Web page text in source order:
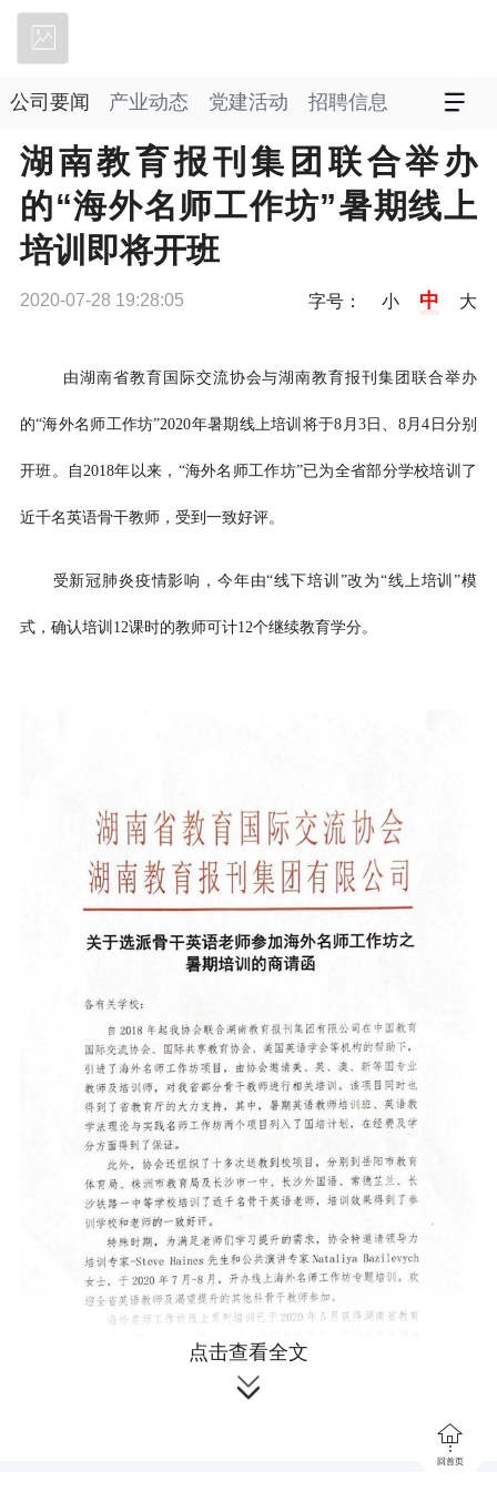
公司要闻 产业动态 党建活动 招聘信息
湖南教育报刊集团联合举办
的“海外名师工作坊”暑期线上
培训即将开班
2020-07-28 19:28:05 字号： 小 中 大
由湖南省教育国际交流协会与湖南教育报刊集团联合举办
的“海外名师工作坊”2020年暑期线上培训将于8月3日、8月4日分别
开班。自2018年以来，“海外名师工作坊”已为全省部分学校培训了
近千名英语骨干教师，受到一致好评。
受新冠肺炎疫情影响，今年由“线下培训”改为“线上培训”模
式，确认培训12课时的教师可计12个继续教育学分。
点击查看全文


回首页